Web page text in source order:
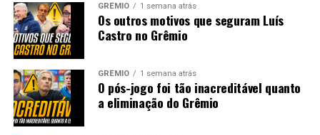
GRÊMIO 1 semana atrás
Os outros motivos que seguram Luís
Castro no Grêmio
GRÊMIO 1 semana atrás
O pós-jogo foi tão inacreditável quanto
a eliminação do Grêmio